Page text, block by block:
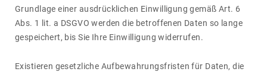
Grund­lage einer ausdrück­li­chen Einwil­li­gung gemäß Art. 6
Abs. 1 lit. a DSGVO werden die betrof­fenen Daten so lange
gespei­chert, bis Sie Ihre Einwil­li­gung wider­rufen.
Exis­tieren gesetz­liche Aufbe­wah­rungs­fristen für Daten, die